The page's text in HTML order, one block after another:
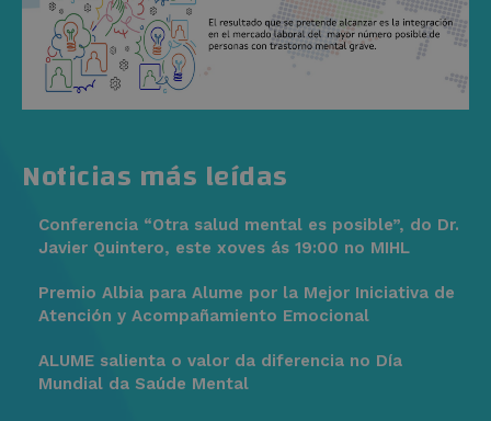
Noticias más leídas
Conferencia “Otra salud mental es posible”, do Dr.
Javier Quintero, este xoves ás 19:00 no MIHL
Premio Albia para Alume por la Mejor Iniciativa de
Atención y Acompañamiento Emocional
ALUME salienta o valor da diferencia no Día
Mundial da Saúde Mental